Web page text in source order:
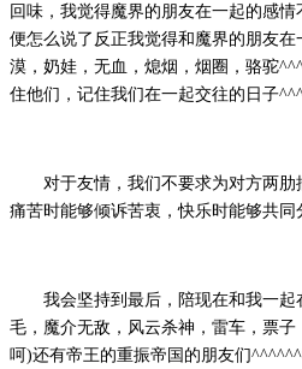
回味，我觉得魔界的朋友在一起的感
便怎么说了反正我觉得和魔界的朋友
漠，奶娃，无血，熄烟，烟圈，骆驼
住他们，记住我们在一起交往的日子
对于友情，我们不要求为对方两肋
痛苦时能够倾诉苦衷，快乐时能够共同
我会坚持到最后，陪现在和我一起
毛，魔介无敌，风云杀神，雷车，票
呵)还有帝王的重振帝国的朋友们